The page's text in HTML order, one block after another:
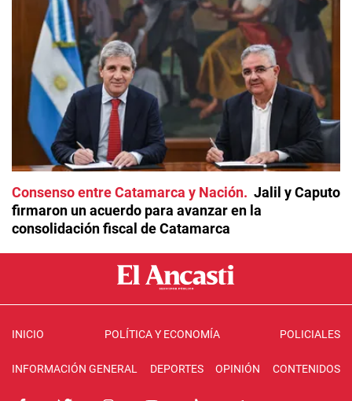
Consenso entre Catamarca y Nación
Jalil y Caputo
firmaron un acuerdo para avanzar en la
consolidación fiscal de Catamarca
INICIO POLÍTICA Y ECONOMÍA POLICIALES
INFORMACIÓN GENERAL DEPORTES OPINIÓN CONTENIDOS